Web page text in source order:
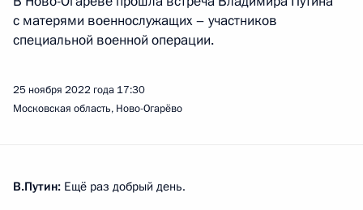
с матерями военнослужащих – участников
специальной военной операции.
25 ноября 2022 года 17:30
Московская область, Ново-Огарёво
В.Путин: Ещё раз добрый день.